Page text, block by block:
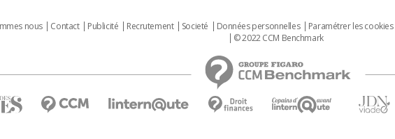
nous Contact Publicité Recrutement Societé Données personnelles Paramétrer les cookies
© 2022 CCM Benchmark